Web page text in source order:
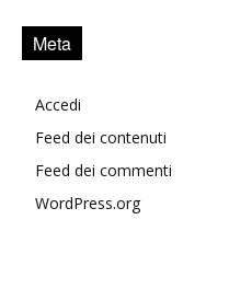
Meta
Accedi
Feed dei contenuti
Feed dei commenti
WordPress.org